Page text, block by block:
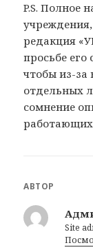
P.S. Полное
редакция
просьбе
чтобы из-за
отдельных
сомнение
работающих
АВТОР
Site